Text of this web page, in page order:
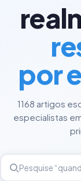
por
1168 artigos
especialistas